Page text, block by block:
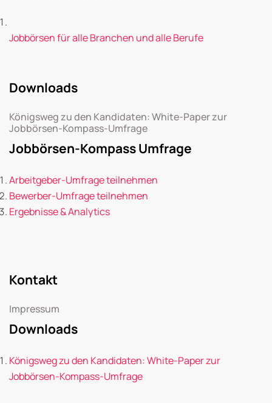
Jobbörsen für alle Branchen und alle Berufe
Downloads
Königsweg zu den Kandidaten: White-Paper zur
Jobbörsen-Kompass-Umfrage
Jobbörsen-Kompass Umfrage
Arbeitgeber-Umfrage teilnehmen
Bewerber-Umfrage teilnehmen
Ergebnisse & Analytics
Kontakt
Impressum
Downloads
Königsweg zu den Kandidaten: White-Paper zur
Jobbörsen-Kompass-Umfrage